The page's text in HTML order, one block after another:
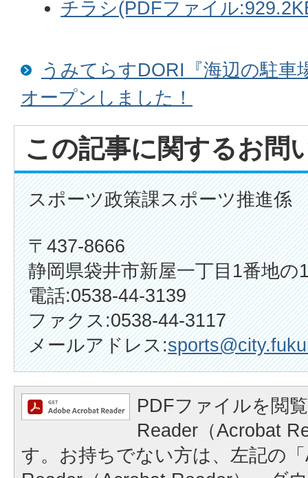
チラシ(PDFファイル
うみてらすDORI『海辺の駐車
オープンしました！
この記事に関するお問
スポーツ政策課スポーツ推進係
〒437-8666
静岡県袋井市新屋一丁目1番地の
電話:0538-44-3139
ファクス:0538-44-3117
メールアドレス:
PDFファイルを閲
Reader（Acrobat
す。お持ちでない方は、左記の